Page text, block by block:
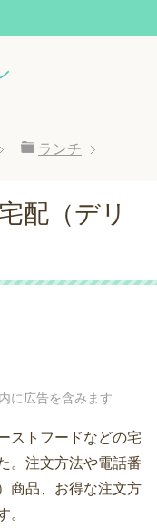
ランチ
配（デリ
に広告を含みます
ストフードなどの宅
。注文方法や電話番
商品、お得な注文方
。